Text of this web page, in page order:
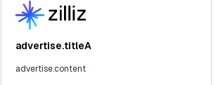
advertise.titleA
advertise.content